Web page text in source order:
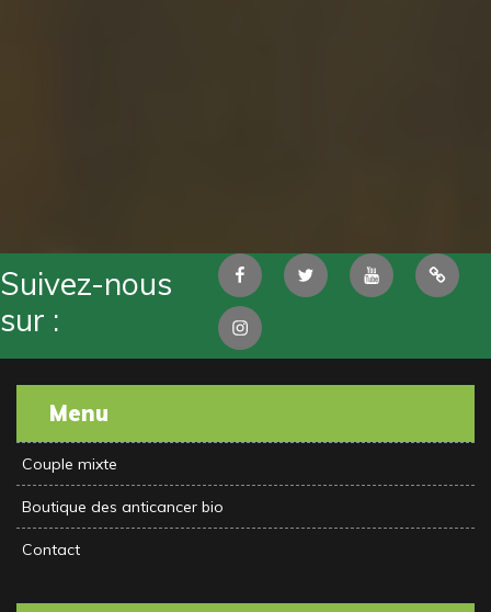
Suivez-nous
sur :
FacebookTwitter Youtube
Instagram
Menu
Couple mixte
Boutique des anticancer bio
Contact